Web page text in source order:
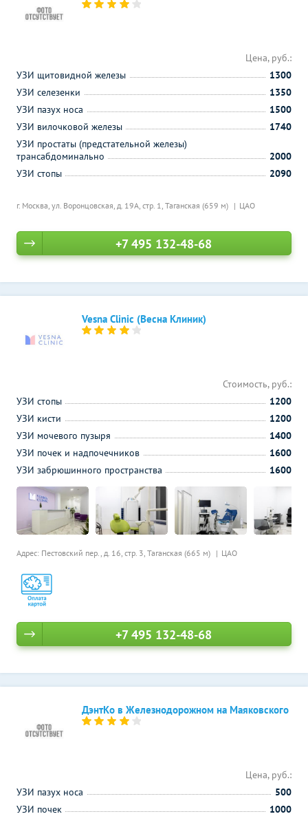
г. Москва, ул. Воронцовская, д. 19А, стр. 1, Таганская (659 м) ЦАО
Цена, руб.:
УЗИ щитовидной железы
1300
УЗИ селезенки
1350
УЗИ пазух носа
1500
УЗИ вилочковой железы
1740
УЗИ простаты (предстательной железы)
трансабдоминально
2000
УЗИ стопы
2090
+7 495 132-48-68
Vesna Clinic (Весна Клиник)
Адрес: Пестовский пер., д. 16, стр. 3, Таганская (665 м) ЦАО
Стоимость, руб.:
УЗИ стопы
1200
УЗИ кисти
1200
УЗИ мочевого пузыря
1400
УЗИ почек и надпочечников
1600
УЗИ забрюшинного пространства
1600
+7 495 132-48-68
ДэнтКо в Железнодорожном на Маяковского
Цена, руб.:
УЗИ пазух носа
500
УЗИ почек
1000